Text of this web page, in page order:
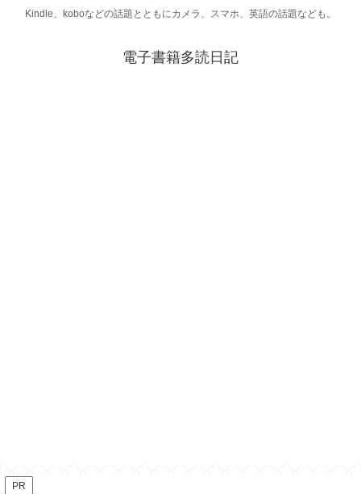
Kindle、koboなどの話題とともにカメラ、スマホ、英語の話題なども。
電子書籍多読日記
PR